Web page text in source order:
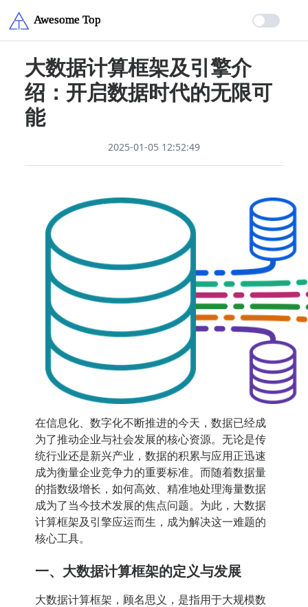
大数据计算框架及引擎介
绍：开启数据时代的无限可
能
2025-01-05 12:52:49
在信息化、数字化不断推进的今天，数据已经成
为了推动企业与社会发展的核心资源。无论是传
统行业还是新兴产业，数据的积累与应用正迅速
成为衡量企业竞争力的重要标准。而随着数据量
的指数级增长，如何高效、精准地处理海量数据
成为了当今技术发展的焦点问题。为此，大数据
计算框架及引擎应运而生，成为解决这一难题的
核心工具。
一、大数据计算框架的定义与发展
大数据计算框架，顾名思义，是指用于大规模数